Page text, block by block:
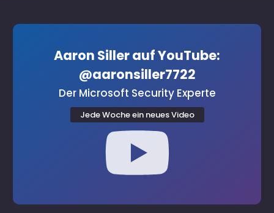
Aaron Siller auf YouTube:
@aaronsiller7722
Der Microsoft Security Experte
Jede Woche ein neues Video